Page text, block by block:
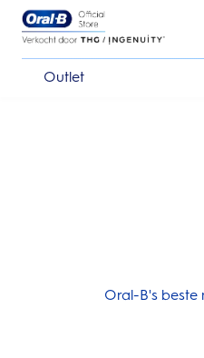
Outlet
Oral-B's beste